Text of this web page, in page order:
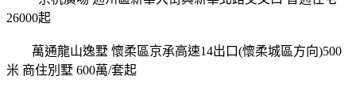
26000起
萬通龍山逸墅 懷柔區京承高速14出口(懷柔城區方向)500
米 商住別墅 600萬/套起